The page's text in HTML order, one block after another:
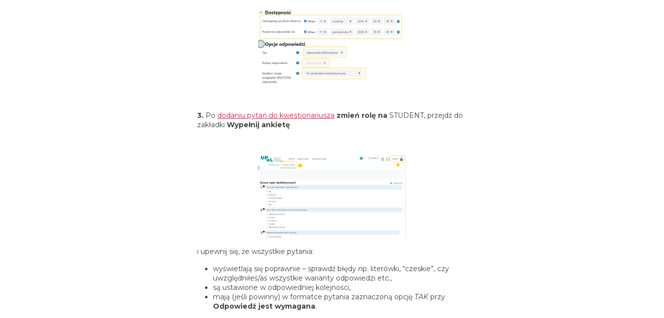
3. Po dodaniu pytań do kwestionariusza zmień rolę na STUDENT, przejdź do
zakładki Wypełnij ankietę
i upewnij się, że wszystkie pytania:
wyświetlają się poprawnie – sprawdź błędy np. literówki, “czeskie”, czy
uwzględniłeś/aś wszystkie warianty odpowiedzi etc.,
są ustawione w odpowiedniej kolejności,
mają (jeśli powinny) w formatce pytania zaznaczoną opcję TAKprzy
Odpowiedź jest wymagana.